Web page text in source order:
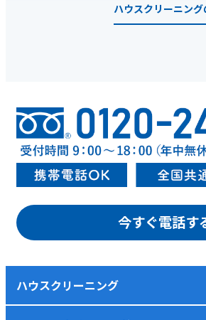
ハウスクリーニン
今すぐ電話す
ハウスクリーニング